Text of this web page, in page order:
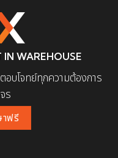
IN WAREHOUSE
บโจทย์ทุกความต้องการ
ร
าฟรี